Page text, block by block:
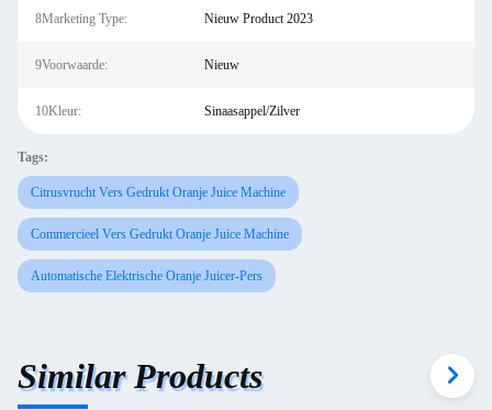
8Marketing Type: Nieuw Product 2023
9Voorwaarde: Nieuw
10Kleur: Sinaasappel/Zilver
Tags:
Citrusvrucht Vers Gedrukt Oranje Juice Machine
Commercieel Vers Gedrukt Oranje Juice Machine
Automatische Elektrische Oranje Juicer-Pers
Similar Products